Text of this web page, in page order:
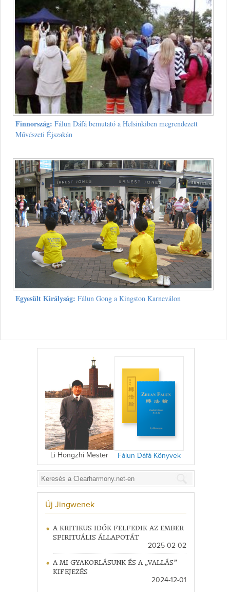
Finnország: Fálun Dáfá bemutató a Helsinkiben megrendezett
Művészeti Éjszakán
Egyesült Királyság: Fálun Gong a Kingston Karneválon
Li Hongzhi Mester Fálun Dáfá Könyvek
Új Jingwenek
A KRITIKUS IDŐK FELFEDIK AZ EMBER
SPIRITUÁLIS ÁLLAPOTÁT
2025-02-02
A MI GYAKORLÁSUNK ÉS A „VALLÁS”
KIFEJEZÉS
2024-12-01